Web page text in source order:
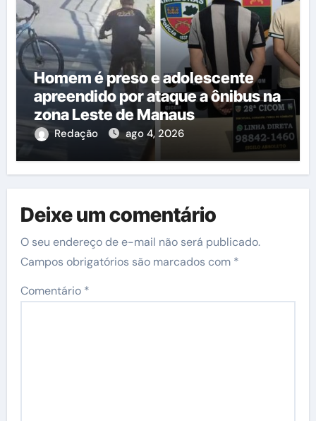
Homem é preso e adolescente
apreendido por ataque a ônibus na
zona Leste de Manaus
Redação ago 4, 2026
Deixe um comentário
O seu endereço de e-mail não será publicado.
Campos obrigatórios são marcados com *
Comentário *